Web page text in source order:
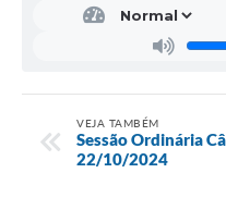
VEJA TAMBÉM
Sessão Ordinária
22/10/2024